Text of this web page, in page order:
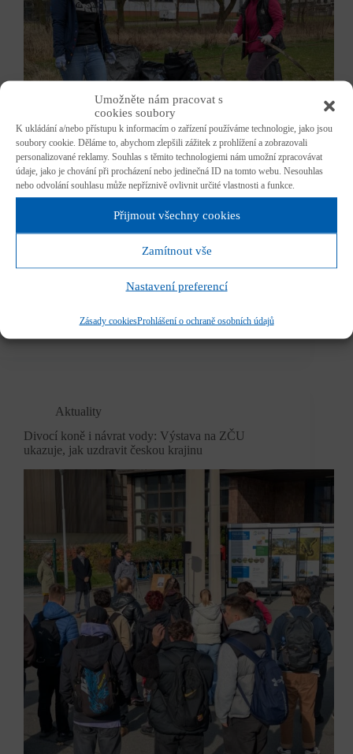
Umožněte nám pracovat s
cookies soubory
K ukládání a/nebo přístupu k informacím o zařízení používáme technologie, jako jsou
soubory cookie. Děláme to, abychom zlepšili zážitek z prohlížení a zobrazovali
personalizované reklamy. Souhlas s těmito technologiemi nám umožní zpracovávat
údaje, jako je chování při procházení nebo jedinečná ID na tomto webu. Nesouhlas
nebo odvolání souhlasu může nepříznivě ovlivnit určité vlastnosti a funkce.
Přijmout všechny cookies
Zamítnout vše
Nastavení preferencí
Zásady cookiesProhlášení o ochraně osobních údajů
Česko. Přijďte pomoci uklidit kampus ZČU a jeho
přilehlé okolí a přispět tak k příjemnějšímu a čistšímu
prostředí pro nás všechny. Úklidová akce se
Barbora Poláková
5. 2. 2026
Aktuality
Divocí koně i návrat vody: Výstava na ZČU
ukazuje, jak uzdravit českou krajinu